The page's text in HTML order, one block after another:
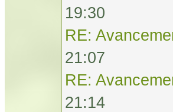
19:30
RE:
21:07
RE:
21:14